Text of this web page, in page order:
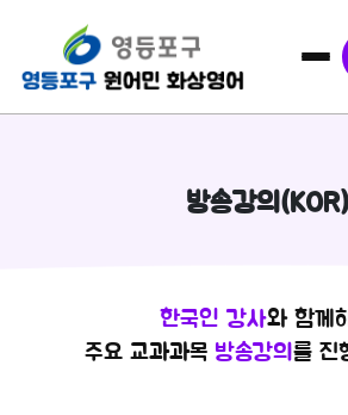
방송강의(KOR)
한국인 강사와 함께
주요 교과과목 방송강의를 진